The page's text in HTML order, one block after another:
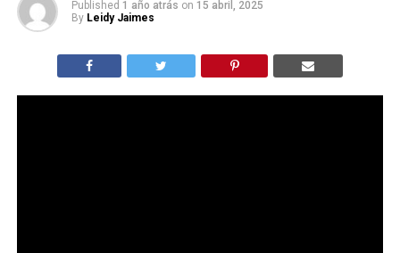
Published 1 año atrás on 15 abril, 2025
By Leidy Jaimes